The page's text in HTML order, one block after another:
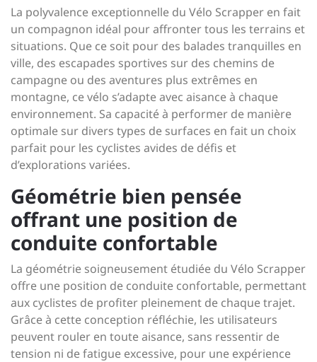
La polyvalence exceptionnelle du Vélo Scrapper en fait
un compagnon idéal pour affronter tous les terrains et
situations. Que ce soit pour des balades tranquilles en
ville, des escapades sportives sur des chemins de
campagne ou des aventures plus extrêmes en
montagne, ce vélo s’adapte avec aisance à chaque
environnement. Sa capacité à performer de manière
optimale sur divers types de surfaces en fait un choix
parfait pour les cyclistes avides de défis et
d’explorations variées.
Géométrie bien pensée
offrant une position de
conduite confortable
La géométrie soigneusement étudiée du Vélo Scrapper
offre une position de conduite confortable, permettant
aux cyclistes de profiter pleinement de chaque trajet.
Grâce à cette conception réfléchie, les utilisateurs
peuvent rouler en toute aisance, sans ressentir de
tension ni de fatigue excessive, pour une expérience